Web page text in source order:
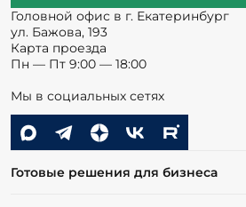
Головной офис в г. Екатеринбург
ул. Бажова, 193
Карта проезда
Пн — Пт 9:00 — 18:00
Мы в социальных сетях
Готовые решения для бизнеса